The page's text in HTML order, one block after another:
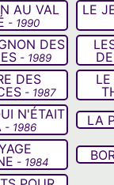
AU VAL
- 1990
LE
DES
- 1989
DES
- 1987
N'ÉTAIT
- 1986 LA
- 1984